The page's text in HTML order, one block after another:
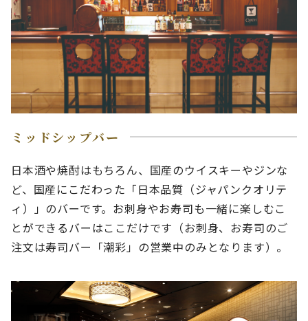
ミッドシップバー
日本酒や焼酎はもちろん、国産のウイスキーやジンな
ど、国産にこだわった「日本品質（ジャパンクオリテ
ィ）」のバーです。お刺身やお寿司も一緒に楽しむこ
とができるバーはここだけです（お刺身、お寿司のご
注文は寿司バー「潮彩」の営業中のみとなります）。